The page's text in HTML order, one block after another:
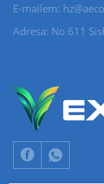
E-mailem:
Adresa: No 611